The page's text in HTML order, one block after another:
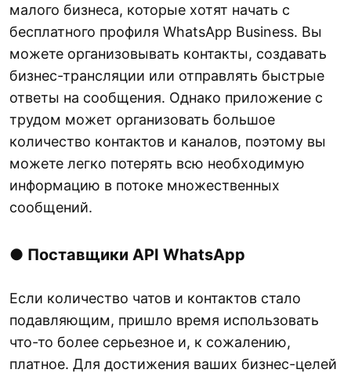
малого бизнеса, которые хотят начать с
бесплатного профиля WhatsApp Business. Вы
можете организовывать контакты, создавать
бизнес-трансляции или отправлять быстрые
ответы на сообщения. Однако приложение с
трудом может организовать большое
количество контактов и каналов, поэтому вы
можете легко потерять всю необходимую
информацию в потоке множественных
сообщений.
● Поставщики API WhatsApp
Если количество чатов и контактов стало
подавляющим, пришло время использовать
что-то более серьезное и, к сожалению,
платное. Для достижения ваших бизнес-целей